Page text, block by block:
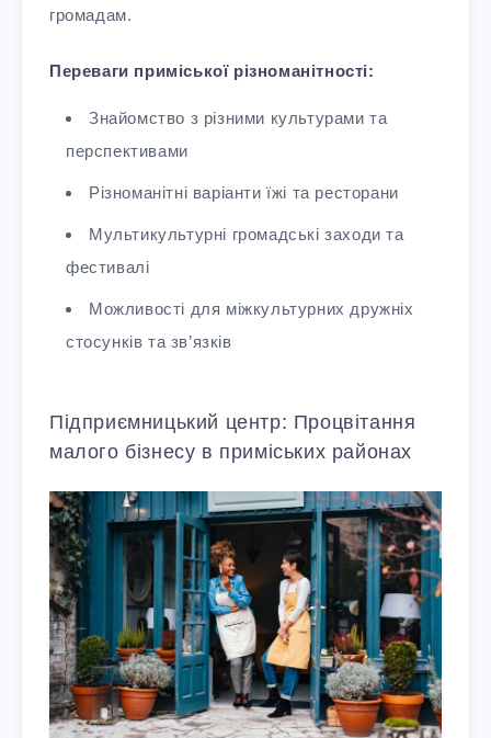
громадам.
Переваги приміської різноманітності:
Знайомство з різними культурами та
перспективами
Різноманітні варіанти їжі та ресторани
Мультикультурні громадські заходи та
фестивалі
Можливості для міжкультурних дружніх
стосунків та зв’язків
Підприємницький центр: Процвітання
малого бізнесу в приміських районах